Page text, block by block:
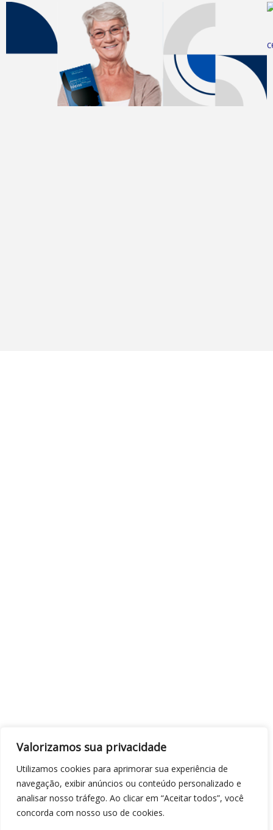
Valorizamos sua privacidade
Utilizamos cookies para aprimorar sua experiência de
navegação, exibir anúncios ou conteúdo personalizado e
analisar nosso tráfego. Ao clicar em “Aceitar todos”, você
concorda com nosso uso de cookies.